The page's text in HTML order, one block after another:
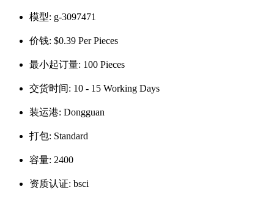
模型: g-3097471
价钱: $0.39 Per Pieces
最小起订量: 100 Pieces
交货时间: 10 - 15 Working Days
装运港: Dongguan
打包: Standard
容量: 2400
资质认证: bsci